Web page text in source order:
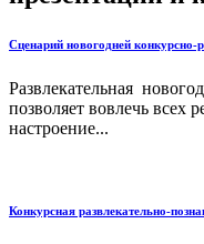
Сценарий новогодней
Развлекательная
позволяет вовлечь всех
настроение...
Конкурсная развлекательно-